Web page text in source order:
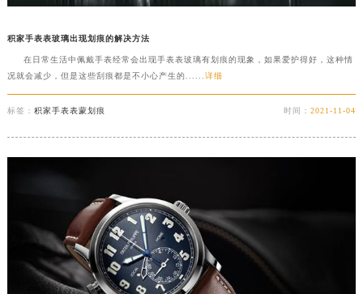
积家手表表玻璃出现划痕的解决方法
在日常生活中佩戴手表经常会出现手表表玻璃有划痕的现象，如果爱护得好，这种情
况就会减少，但是这些刮痕都是不小心产生的...... 详细
标签： 积家手表表蒙划痕 时间：2021-11-04